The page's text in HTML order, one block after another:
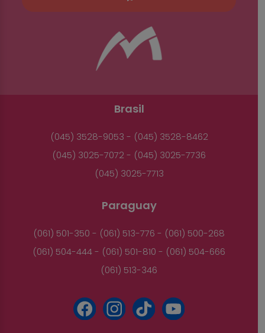
Brasil
(045) 3528-9053 - (045) 3528-8462
(045) 3025-7072 - (045) 3025-7736
(045) 3025-7713
Paraguay
(061) 501-350 - (061) 513-776 - (061) 500-268
(061) 504-444 - (061) 501-810 - (061) 504-666
(061) 513-346